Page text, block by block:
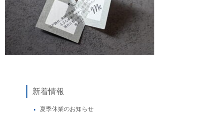
新着情報
夏季休業のお知らせ